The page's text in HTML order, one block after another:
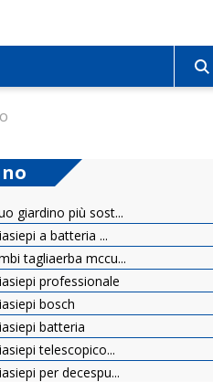
giardino più sost...
a batteria ...
tagliaerba mccu...
professionale
bosch
batteria
telescopico...
per decespu...